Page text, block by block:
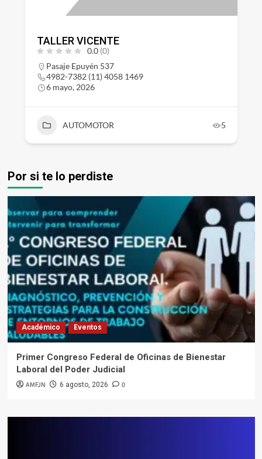
TALLER VICENTE
0.0 (0)
Pasaje Epuyén 537
4982-7382 (11) 4058 1469
6 mayo, 2026
AUTOMOTOR 5
Por si te lo perdiste
Académico Eventos
Primer Congreso Federal de Oficinas de Bienestar
Laboral del Poder Judicial
AMFJN 6 agosto, 2026 0